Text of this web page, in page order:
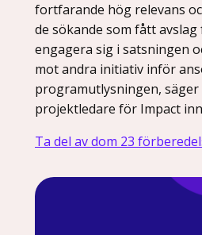
fortfarande hög relevans
de sökande som fått
engagera sig i satsningen
mot andra initiativ inför
programutlysningen, säger
projektledare för Impact
Ta del av dom 23